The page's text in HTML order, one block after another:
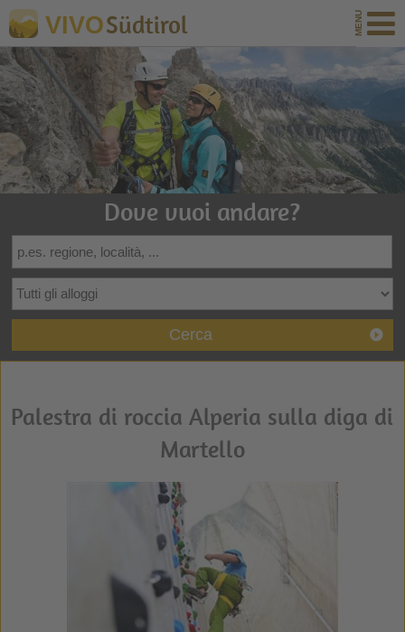
VIVOSüdtirol
Dove vuoi andare?
Cerca
Palestra di roccia Alperia sulla diga di
Martello